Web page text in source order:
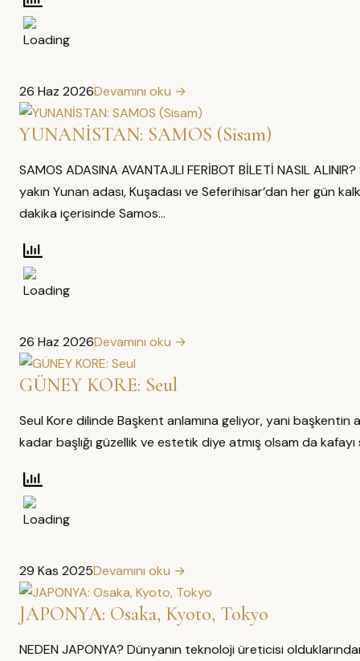
26 Haz 2026Devamını oku →
YUNANİSTAN: SAMOS (Sisam)
SAMOS ADASINA AVANTAJLI FERİBOT BİLETİ NASIL
yakın Yunan adası, Kuşadası ve Seferihisar’dan her gün
dakika içerisinde Samos…
26 Haz 2026Devamını oku →
GÜNEY KORE: Seul
Seul Kore dilinde Başkent anlamına geliyor, yani başkentin
kadar başlığı güzellik ve estetik diye atmış olsam da
29 Kas 2025Devamını oku →
JAPONYA: Osaka, Kyoto, Tokyo
NEDEN JAPONYA? Dünyanın teknoloji üreticisi